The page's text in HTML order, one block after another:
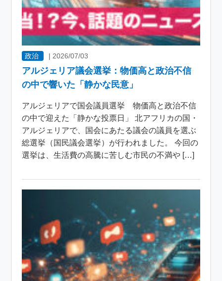
政治 | 2026/07/03
アルジェリア議会選挙：物価高と政治不信
の中で響いた「静かな民意」
アルジェリアで国会議員選挙 物価高と政治不信
の中で迎えた「静かな投票日」 北アフリカの国・
アルジェリアで、国会にあたる議会の議員を選ぶ
総選挙（国民議会選挙）が行われました。 今回の
選挙は、生活費の高騰に苦しむ市民の不満や […]